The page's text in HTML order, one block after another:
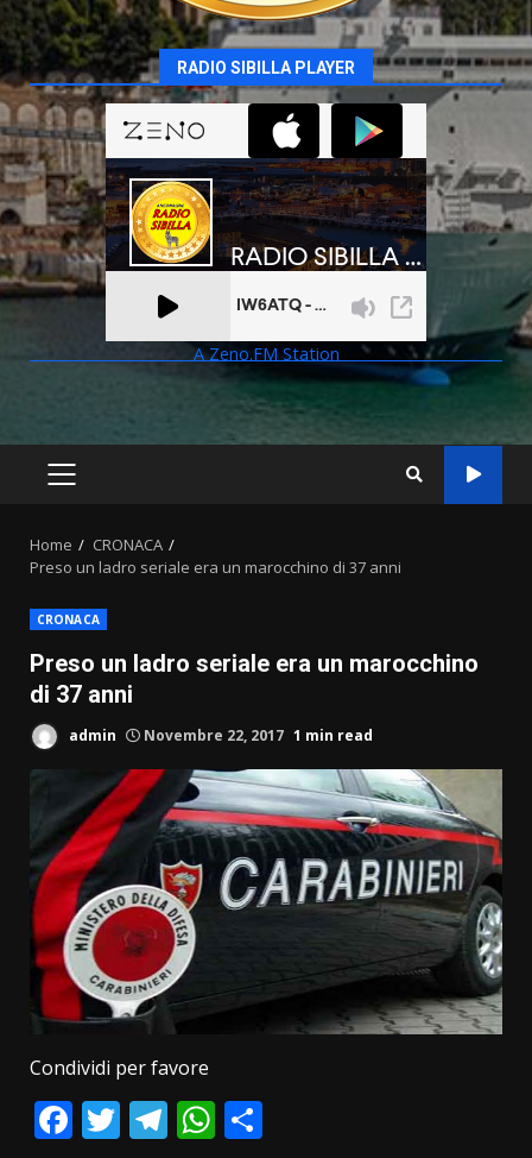
RADIO SIBILLA PLAYER
A Zeno.FM Station
PRIMARY
Home
CRONACA
Preso un ladro seriale era un marocchino di 37 anni
CRONACA
Preso un ladro seriale era un marocchino
di 37 anni
admin Novembre 22, 2017 1 min read
Condividi per favore
Facebook
Twitter
Telegram
WhatsApp